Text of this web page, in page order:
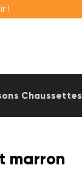
!
Chaussettes
marron